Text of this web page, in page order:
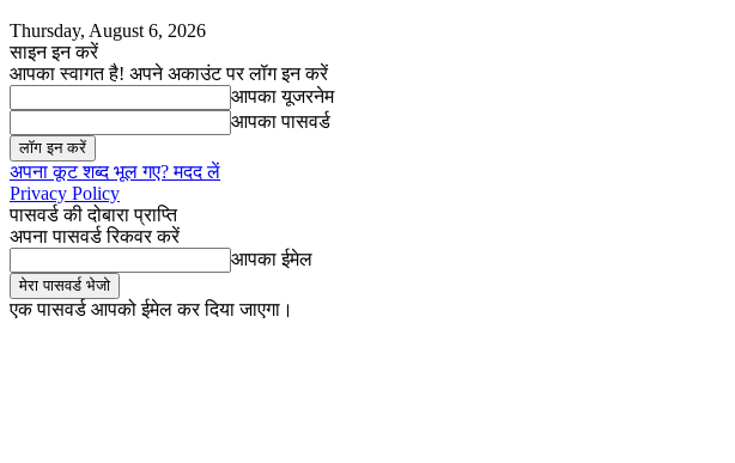
Thursday, August 6, 2026
साइन इन करें
आपका स्वागत है! अपने अकाउंट पर लॉग इन करें
आपका यूजरनेम
आपका पासवर्ड
अपना कूट शब्द भूल गए? मदद लें
Privacy Policy
पासवर्ड की दोबारा प्राप्ति
अपना पासवर्ड रिकवर करें
आपका ईमेल
एक पासवर्ड आपको ईमेल कर दिया जाएगा।